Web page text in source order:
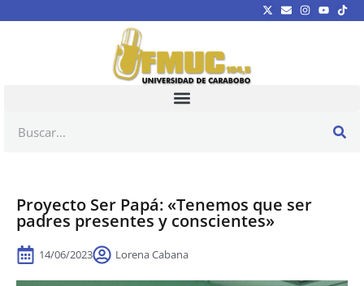
Proyecto Ser Papá: «Tenemos que ser
padres presentes y conscientes»
14/06/2023 Lorena Cabana